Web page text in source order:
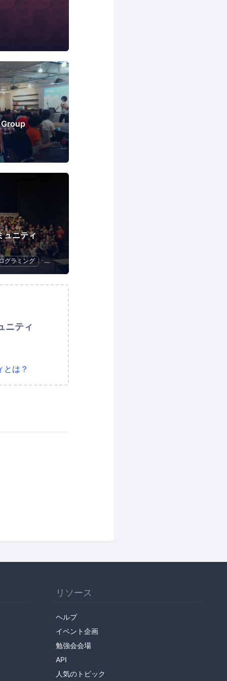
ュニティ
グラミング ハッカソン
ニティ
とは？
リソース
ヘルプ
イベント企画
勉強会会場
API
人気のトピック